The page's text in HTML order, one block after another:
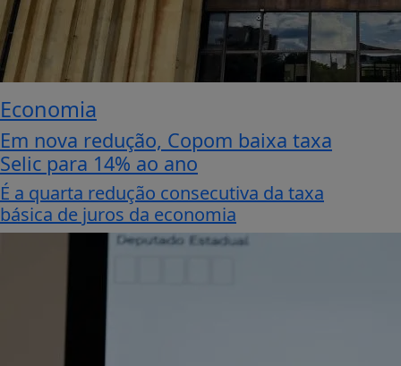
Economia
Em nova redução, Copom baixa taxa
Selic para 14% ao ano
É a quarta redução consecutiva da taxa
básica de juros da economia